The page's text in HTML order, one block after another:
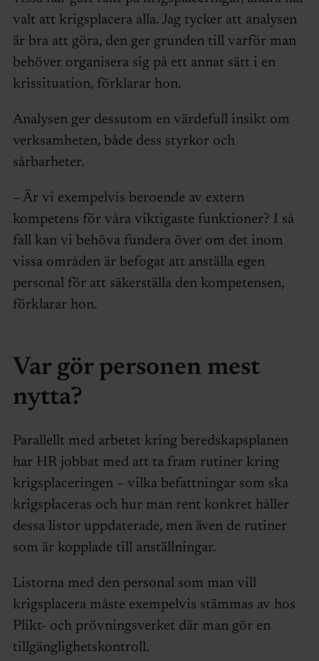
valt att krigsplacera alla. Jag tycker att analysen
är bra att göra, den ger grunden till varför man
behöver organisera sig på ett annat sätt i en
krissituation, förklarar hon.
Analysen ger dessutom en värdefull insikt om
verksamheten, både dess styrkor och
sårbarheter.
– Är vi exempelvis beroende av extern
kompetens för våra viktigaste funktioner? I så
fall kan vi behöva fundera över om det inom
vissa områden är befogat att anställa egen
personal för att säkerställa den kompetensen,
förklarar hon.
Var gör personen mest
nytta?
Parallellt med arbetet kring beredskapsplanen
har HR jobbat med att ta fram rutiner kring
krigsplaceringen – vilka befattningar som ska
krigsplaceras och hur man rent konkret håller
dessa listor uppdaterade, men även de rutiner
som är kopplade till anställningar.
Listorna med den personal som man vill
krigsplacera måste exempelvis stämmas av hos
Plikt- och prövningsverket där man gör en
tillgänglighetskontroll.